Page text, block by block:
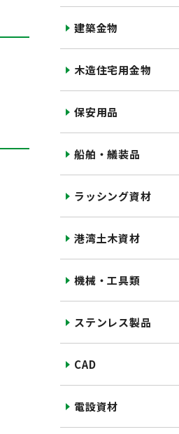
建築金物
木造住宅用金物
保安用品
船舶・艤装品
ラッシング資材
港湾土木資材
機械・工具類
ステンレス製品
CAD
電設資材